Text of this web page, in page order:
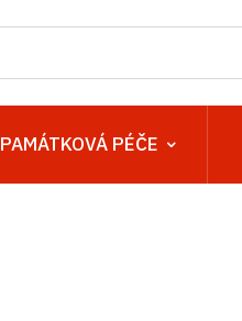
PAMÁTKOVÁ PÉČE